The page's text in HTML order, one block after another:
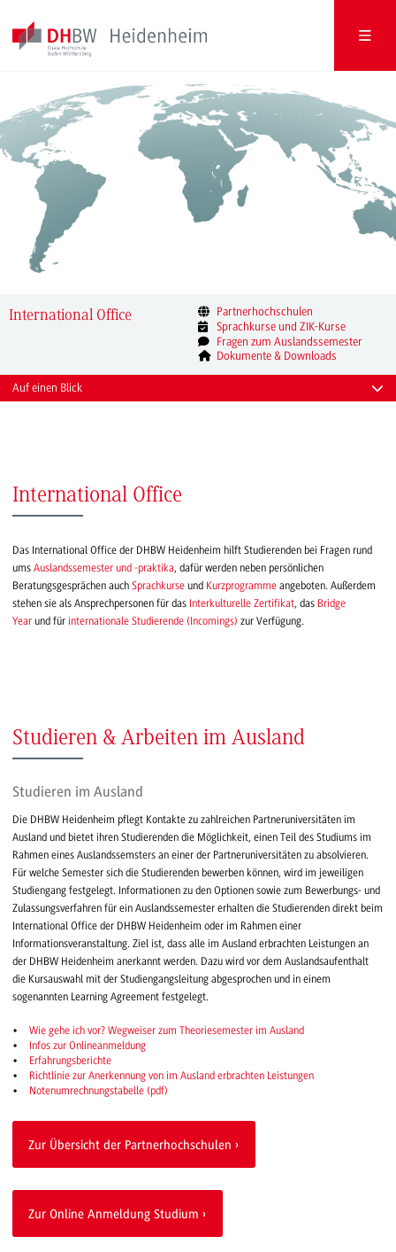
International Office
Partnerhochschulen
Sprachkurse und ZIK-Kurse
Fragen zum Auslandssemester
Dokumente & Downloads
Auf einen Blick
International Office
Das International Office der DHBW Heidenheim hilft Studierenden bei Fragen rund
ums Auslandssemester und -praktika, dafür werden neben persönlichen
Beratungsgesprächen auch Sprachkurse und Kurzprogramme angeboten. Außerdem
stehen sie als Ansprechpersonen für das Interkulturelle Zertifikat, das Bridge
Year und für internationale Studierende (Incomings) zur Verfügung.
Studieren & Arbeiten im Ausland
Studieren im Ausland
Die DHBW Heidenheim pflegt Kontakte zu zahlreichen Partneruniversitäten im
Ausland und bietet ihren Studierenden die Möglichkeit, einen Teil des Studiums im
Rahmen eines Auslandssemsters an einer der Partneruniversitäten zu absolvieren.
Für welche Semester sich die Studierenden bewerben können, wird im jeweiligen
Studiengang festgelegt. Informationen zu den Optionen sowie zum Bewerbungs- und
Zulassungsverfahren für ein Auslandssemester erhalten die Studierenden direkt beim
International Office der DHBW Heidenheim oder im Rahmen einer
Informationsveranstaltung. Ziel ist, dass alle im Ausland erbrachten Leistungen an
der DHBW Heidenheim anerkannt werden. Dazu wird vor dem Auslandsaufenthalt
die Kursauswahl mit der Studiengangsleitung abgesprochen und in einem
sogenannten Learning Agreement festgelegt.
Wie gehe ich vor? Wegweiser zum Theoriesemester im Ausland
Infos zur Onlineanmeldung
Erfahrungsberichte
Richtlinie zur Anerkennung von im Ausland erbrachten Leistungen
Notenumrechnungstabelle (pdf)
Zur Übersicht der Partnerhochschulen
Zur Online Anmeldung Studium